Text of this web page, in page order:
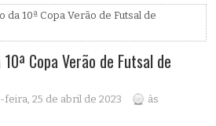
da 10ª Copa Verão de Futsal de
Copa Verão de Futsal de
feira, 25 de abril de 2023
às